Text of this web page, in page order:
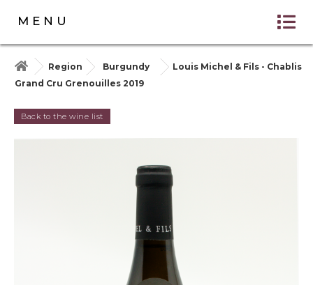
MENU
Region Burgundy
Louis Michel & Fils - Chablis
Grand Cru Grenouilles 2019
Back to the wine list